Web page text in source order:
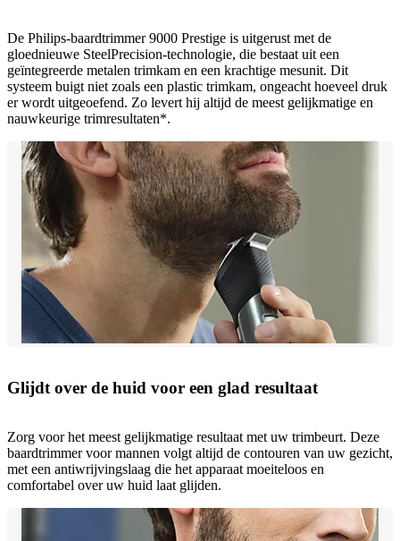
De Philips-baardtrimmer 9000 Prestige is uitgerust met de
gloednieuwe SteelPrecision-technologie, die bestaat uit een
geïntegreerde metalen trimkam en een krachtige mesunit. Dit
systeem buigt niet zoals een plastic trimkam, ongeacht hoeveel druk
er wordt uitgeoefend. Zo levert hij altijd de meest gelijkmatige en
nauwkeurige trimresultaten*.
Glijdt over de huid voor een glad resultaat
Zorg voor het meest gelijkmatige resultaat met uw trimbeurt. Deze
baardtrimmer voor mannen volgt altijd de contouren van uw gezicht,
met een antiwrijvingslaag die het apparaat moeiteloos en
comfortabel over uw huid laat glijden.